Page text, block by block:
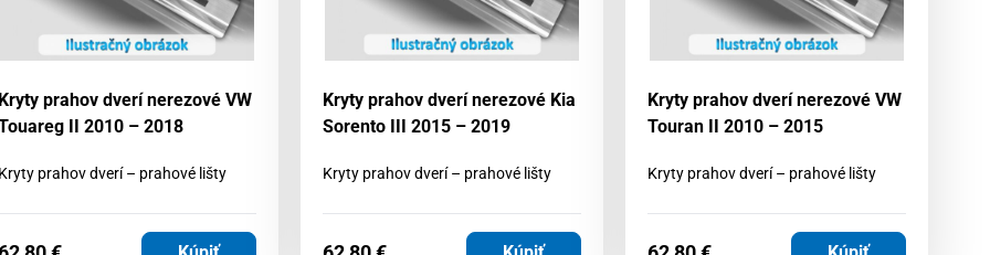
prahov dverí nerezové VW
II 2010 – 2018
prahov dverí – prahové lišty
Kryty prahov dverí nerezové Kia
Sorento III 2015 – 2019
Kryty prahov dverí – prahové lišty
Kryty prahov dverí nerezové VW
Touran II 2010 – 2015
Kryty prahov dverí – prahové lišty